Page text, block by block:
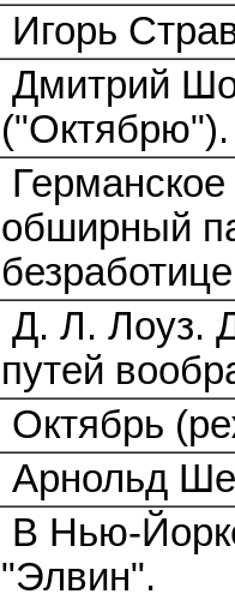
Игорь
Дмитрий
("Октябрю").
обширный
Д. Л. Лоуз.
путей
Октябрь
Арнольд
В Нью-
"Элвин".